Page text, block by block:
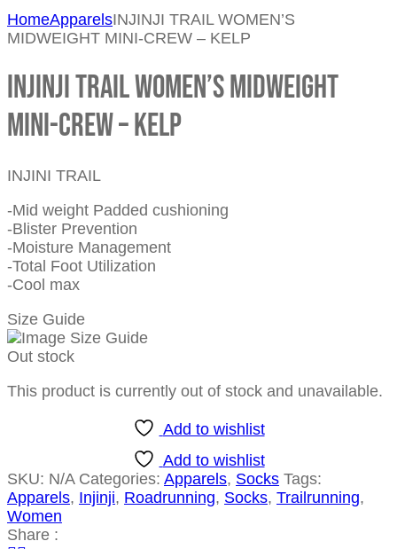
HomeApparelsINJINJI TRAIL WOMEN’S
MIDWEIGHT MINI-CREW – KELP
INJINJI TRAIL WOMEN’S MIDWEIGHT
MINI-CREW – KELP
INJINI TRAIL
-Mid weight Padded cushioning
-Blister Prevention
-Moisture Management
-Total Foot Utilization
-Cool max
Size Guide
Out stock
This product is currently out of stock and unavailable.
Add to wishlist
Add to wishlist
SKU: N/A Categories: Apparels, Socks Tags:
Apparels, Injinji, Roadrunning, Socks, Trailrunning,
Women
Share :